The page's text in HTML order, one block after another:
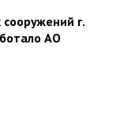
г.
АО